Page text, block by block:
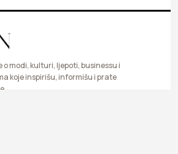
o modi, kulturi, ljepoti, businessu i
koje inspirišu, informišu i prate